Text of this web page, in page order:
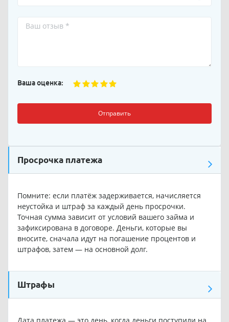
Ваша оценка:
Отправить
Просрочка платежа
Помните: если платёж задерживается, начисляется
неустойка и штраф за каждый день просрочки.
Точная сумма зависит от условий вашего займа и
зафиксирована в договоре. Деньги, которые вы
вносите, сначала идут на погашение процентов и
штрафов, затем — на основной долг.
Штрафы